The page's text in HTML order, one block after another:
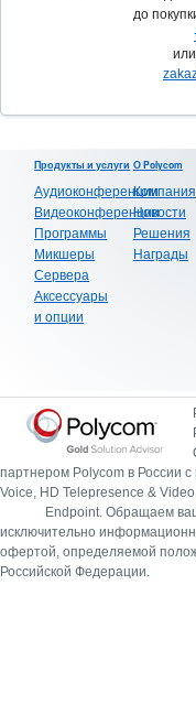
до
Продукты и услуги
Аудиоконференции
Видеоконференции
Программы
Микшеры
Сервера
Аксессуары
и опции
О Polycom
Компания
Новости
Решения
Награды
партнером Polycom в России
Voice, HD Telepresence &
Endpoint. Обращаем
исключительно
офертой, определяемой
Российской Федерации.